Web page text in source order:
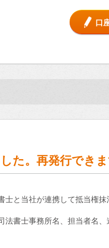
口
た。再発行でき
と当社が連携して抵当権抹
法書士事務所名、担当者名、